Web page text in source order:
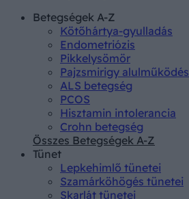
Betegségek A-Z
Kötőhártya-gyulladás
Endometriózis
Pikkelysömör
Pajzsmirigy alulműködés
ALS betegség
PCOS
Hisztamin intolerancia
Crohn betegség
Összes Betegségek A-Z
Tünet
Lepkehimlő tünetei
Szamárköhögés tünetei
Skarlát tünetei